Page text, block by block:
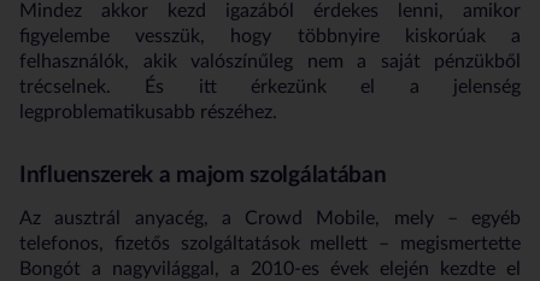
Mindez akkor kezd igazából érdekes lenni, amikor
figyelembe vesszük, hogy többnyire kiskorúak a
felhasználók, akik valószínűleg nem a saját pénzükből
trécselnek. És itt érkezünk el a jelenség
legproblematikusabb részéhez.
Influenszerek a majom szolgálatában
Az ausztrál anyacég, a Crowd Mobile, mely – egyéb
telefonos, fizetős szolgáltatások mellett
– megismertette
Bongót a nagyvilággal, a 2010-es évek elején kezdte el